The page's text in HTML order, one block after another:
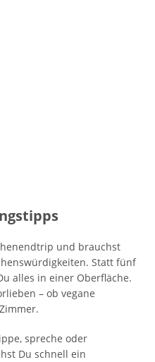
und brauchst
Statt fünf
alles in einer Oberfläche.
– ob vegane
spreche oder
Du schnell ein